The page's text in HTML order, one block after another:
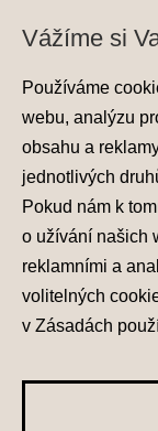
©
Vážíme si
Používáme
webu, analýzu
obsahu a
jednotlivých
Pokud nám k
o užívání našich
reklamními a
volitelných
v Zásadách